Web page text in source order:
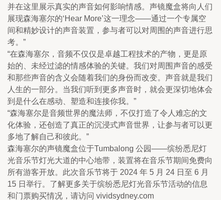
并在这里展示真实的声音如何影响情感。声镜魔盒将向人们
展现森海塞尔的‘Hear More’这一理念——通过一个专属空
间和精妙设计的声音装置，参与者可以对周围的声音进行思
考。”
“在森海塞尔，音频不仅仅是卓越工程技术的产物，更是原
始的、未经过滤的情感体验的关键。我们对周围声音的感受
和那些声音的含义会随着我们的身份而改变。声音就是我们
人生的一部分。当我们听到更多声音时，就会更深切地体会
到是什么在感动、塑造和连接你我。”
“森海塞尔是音频世界的魔法师，不仅打造了令人难忘的文
化体验，还创造了真正的沉浸式声音世界，让参与者可以更
多地了解自己和彼此。”
森海塞尔的声镜魔盒位于Tumbalong 公园——缤纷悉尼灯
光音乐节灯光大道的中心地带，装置将在音乐节期间免费向
所有游客开放。此次音乐节将于 2024 年 5 月 24 日至 6 月
15 日举行。了解更多关于缤纷悉尼灯光音乐节活动的信息
和门票购买情况，请访问 vividsydney.com